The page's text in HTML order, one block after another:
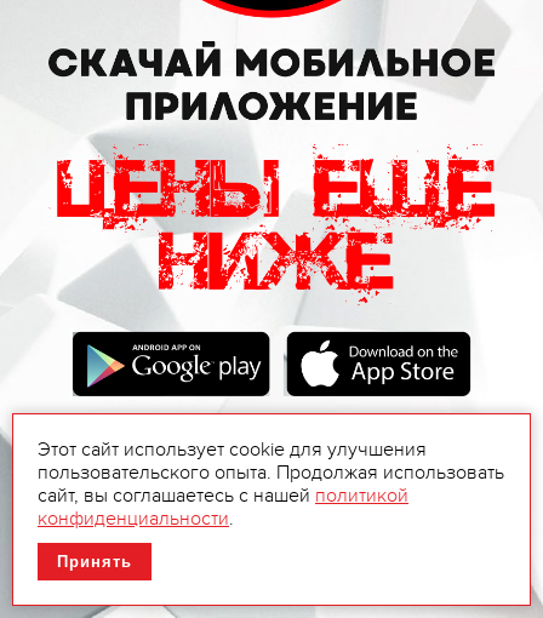
Этот сайт использует cookie для улучшения
пользовательского опыта. Продолжая использовать
сайт, вы соглашаетесь с нашей политикой
конфиденциальности.
Принять